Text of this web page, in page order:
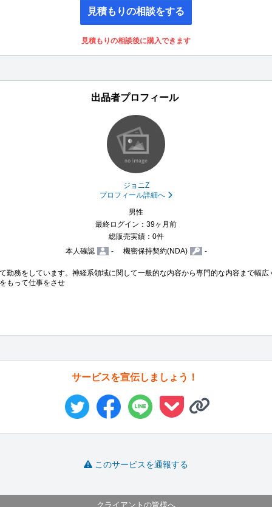
見積もりの相談をする
見積もりの相談後に購入できます
出品者プロフィール
ジョニZ
プロフィール詳細へ
男性
最終ログイン：39ヶ月前
総販売実績：0件
本人確認
- 機密保持契約(NDA) -
勤務をしています。神経系領域に関して一般的な内容から専門的な内容まで幅
もって仕事をさせ
サービスを宣伝しましょう！
このサービスを通報する
クライアントの皆様へ